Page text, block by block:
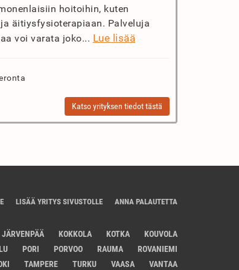
hoitoihin, kuten
äitiysfysioterapiaan. Palveluja
voi varata joko... Lue lisää
Katso yrityksen tiedot tästä
LISÄÄ YRITYS SIVUSTOLLE ANNA PALAUTETTA
JÄRVENPÄÄ KOKKOLA KOTKA
KOUVOLA
PORI PORVOO RAUMA
ROVANIEMI
TAMPERE TURKU VAASA VANTAA